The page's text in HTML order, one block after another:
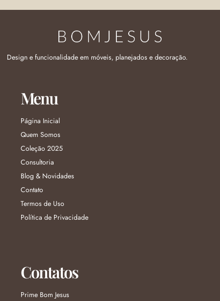
Design e funcionalidade em móveis, planejados e decoração.
Menu
Página Inicial
Quem Somos
Coleção 2025
Consultoria
Blog & Novidades
Contato
Termos de Uso
Política de Privacidade
Contatos
Prime Bom Jesus